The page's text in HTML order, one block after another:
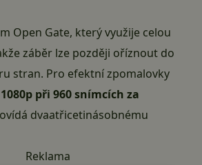
Open Gate, který využije celou
záběr lze později oříznout do
stran. Pro efektní zpomalovky
při 960 snímcích za
dvaatřicetinásobnému
Reklama